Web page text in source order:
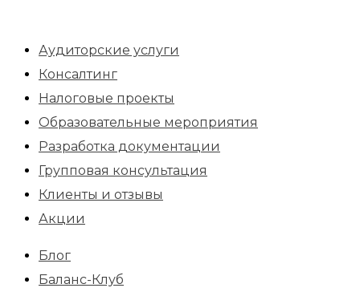
Аудиторские услуги
Консалтинг
Налоговые проекты
Образовательные мероприятия
Разработка документации
Групповая консультация
Клиенты и отзывы
Акции
Блог
Баланс-Клуб